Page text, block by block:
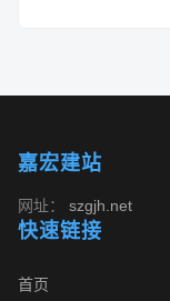
嘉宏建站
网址： szgjh.net
快速链接
首页